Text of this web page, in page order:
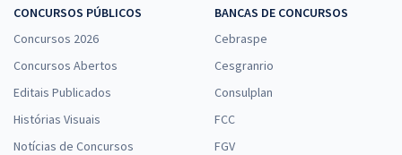
CONCURSOS PÚBLICOS
Concursos 2026
Concursos Abertos
Editais Publicados
Histórias Visuais
Notícias de Concursos
BANCAS DE CONCURSOS
Cebraspe
Cesgranrio
Consulplan
FCC
FGV